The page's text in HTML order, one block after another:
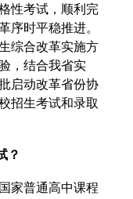
性考试，顺利完
序时平稳推进。
综合改革实施方
，结合我省实
启动改革省份协
招生考试和录取
？
家普通高中课程